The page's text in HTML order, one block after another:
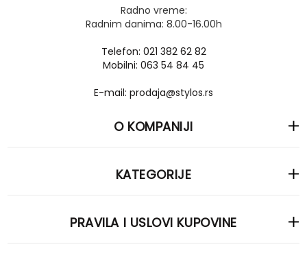
Radno vreme:
Radnim danima: 8.00-16.00h
Telefon: 021 382 62 82
Mobilni: 063 54 84 45
E-mail: prodaja@stylos.rs
O KOMPANIJI
KATEGORIJE
PRAVILA I USLOVI KUPOVINE